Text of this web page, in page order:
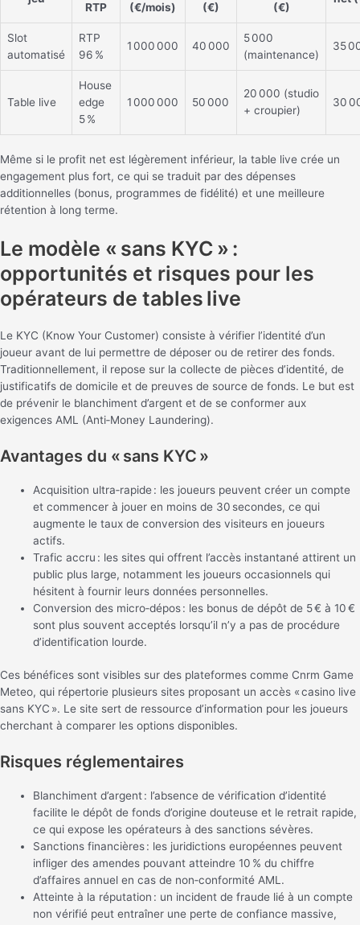
RTP
(€/mois)
(€)
(€)
Slot
automatisé
RTP
96 %
1 000 000 40 000
5 000
(maintenance)
35
Table live
House
edge
5 %
1 000 000 50 000
20 000 (studio
+ croupier)
30
Même si le profit net est légèrement inférieur, la table live crée un
engagement plus fort, ce qui se traduit par des dépenses
additionnelles (bonus, programmes de fidélité) et une meilleure
rétention à long terme.
Le modèle « sans KYC » :
opportunités et risques pour les
opérateurs de tables live
Le KYC (Know Your Customer) consiste à vérifier l’identité d’un
joueur avant de lui permettre de déposer ou de retirer des fonds.
Traditionnellement, il repose sur la collecte de pièces d’identité, de
justificatifs de domicile et de preuves de source de fonds. Le but est
de prévenir le blanchiment d’argent et de se conformer aux
exigences AML (Anti‑Money Laundering).
Avantages du « sans KYC »
Acquisition ultra‑rapide : les joueurs peuvent créer un compte
et commencer à jouer en moins de 30 secondes, ce qui
augmente le taux de conversion des visiteurs en joueurs
actifs.
Trafic accru : les sites qui offrent l’accès instantané attirent un
public plus large, notamment les joueurs occasionnels qui
hésitent à fournir leurs données personnelles.
Conversion des micro‑dépos : les bonus de dépôt de 5 € à 10 €
sont plus souvent acceptés lorsqu’il n’y a pas de procédure
d’identification lourde.
Ces bénéfices sont visibles sur des plateformes comme Cnrm Game
Meteo, qui répertorie plusieurs sites proposant un accès « casino live
sans KYC ». Le site sert de ressource d’information pour les joueurs
cherchant à comparer les options disponibles.
Risques réglementaires
Blanchiment d’argent : l’absence de vérification d’identité
facilite le dépôt de fonds d’origine douteuse et le retrait rapide,
ce qui expose les opérateurs à des sanctions sévères.
Sanctions financières : les juridictions européennes peuvent
infliger des amendes pouvant atteindre 10 % du chiffre
d’affaires annuel en cas de non‑conformité AML.
Atteinte à la réputation : un incident de fraude lié à un compte
non vérifié peut entraîner une perte de confiance massive,